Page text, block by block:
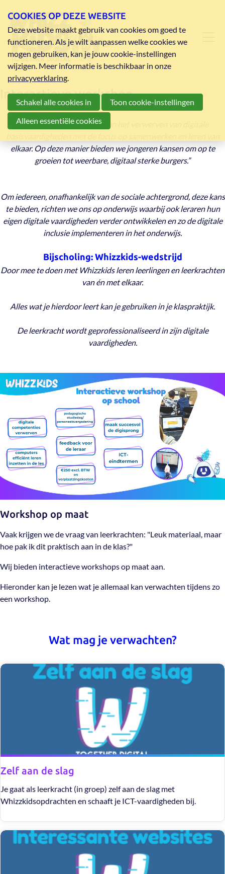
Blog FAQ
Interactieve workshop
“We geloven in de kracht van het verwerven van digitale
elkaar. Op deze manier bieden we jongeren kansen om op te
groeien tot weerbare, digitaal sterke burgers.”
Om iedereen, onafhankelijk van de sociale achtergrond, deze kans
te bieden, richten we ons op onderwijs waarbij ook leraren hun
eigen digitale vaardigheden verder ontwikkelen en zo de digitale
inclusie implementeren in het onderwijs.
Bijscholing: Whizzkids-wedstrijd
Door mee te doen met Whizzkids leren leerlingen en leerkrachten
van én met elkaar.
Alles wat je hierdoor leert kan je gebruiken in je klaspraktijk.
De leerkracht wordt geprofessionaliseerd in zijn digitale
vaardigheden.
Workshop op maat
Vaak krijgen we de vraag van leerkrachten: "Leuk materiaal, maar
hoe pak ik dit praktisch aan in de klas?"
Wij bieden interactieve workshops op maat aan.
Hieronder kan je lezen wat je allemaal kan verwachten tijdens zo
een workshop.
Wat mag je verwachten?
Zelf aan de slag
Je gaat als leerkracht (in groep) zelf aan de slag met
Whizzkidsopdrachten en schaaft je ICT-vaardigheden bij.
COOKIES OP DEZE WEBSITE
Deze website maakt gebruik van cookies om goed te
functioneren. Als je wilt aanpassen welke cookies we
mogen gebruiken, kan je jouw cookie-instellingen
wijzigen. Meer informatie is beschikbaar in onze
privacyverklaring.
Schakel alle cookies in
Toon cookie-instellingen
Alleen essentiële cookies